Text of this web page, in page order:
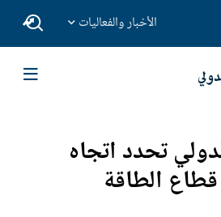
الأخبار والفعاليات
تحدد اتجاه
الطاقة